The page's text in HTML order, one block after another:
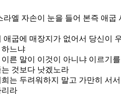
라엘 자손이 눈을 들어 본즉 애
애굽에 매장지가 없어서 당신이
느냐
른 말이 이것이 아니냐 이르기
것보다 낫겠노라
는 두려워하지 말고 가만히 서
리라